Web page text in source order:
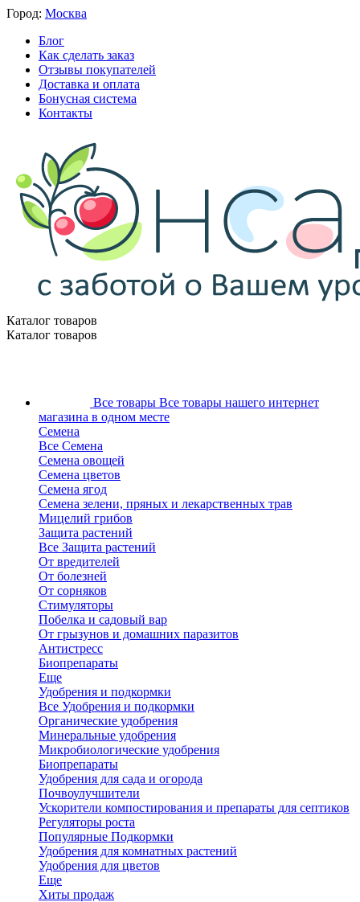
Город: Москва
Блог
Как сделать заказ
Отзывы покупателей
Доставка и оплата
Бонусная система
Контакты
Каталог товаров
Каталог товаров
Все товары Все товары нашего интернет
магазина в одном месте
Семена
Все Семена
Семена овощей
Семена цветов
Семена ягод
Семена зелени, пряных и лекарственных трав
Мицелий грибов
Защита растений
Все Защита растений
От вредителей
От болезней
От сорняков
Стимуляторы
Побелка и садовый вар
От грызунов и домашних паразитов
Антистресс
Биопрепараты
Еще
Удобрения и подкормки
Все Удобрения и подкормки
Органические удобрения
Минеральные удобрения
Микробиологические удобрения
Биопрепараты
Удобрения для сада и огорода
Почвоулучшители
Ускорители компостирования и препараты для септиков
Регуляторы роста
Популярные Подкормки
Удобрения для комнатных растений
Удобрения для цветов
Еще
Хиты продаж